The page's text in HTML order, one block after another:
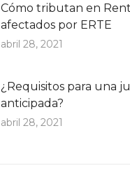
Cómo tributan en
afectados por ERTE
abril 28, 2021
¿Requisitos para una
anticipada?
abril 28, 2021